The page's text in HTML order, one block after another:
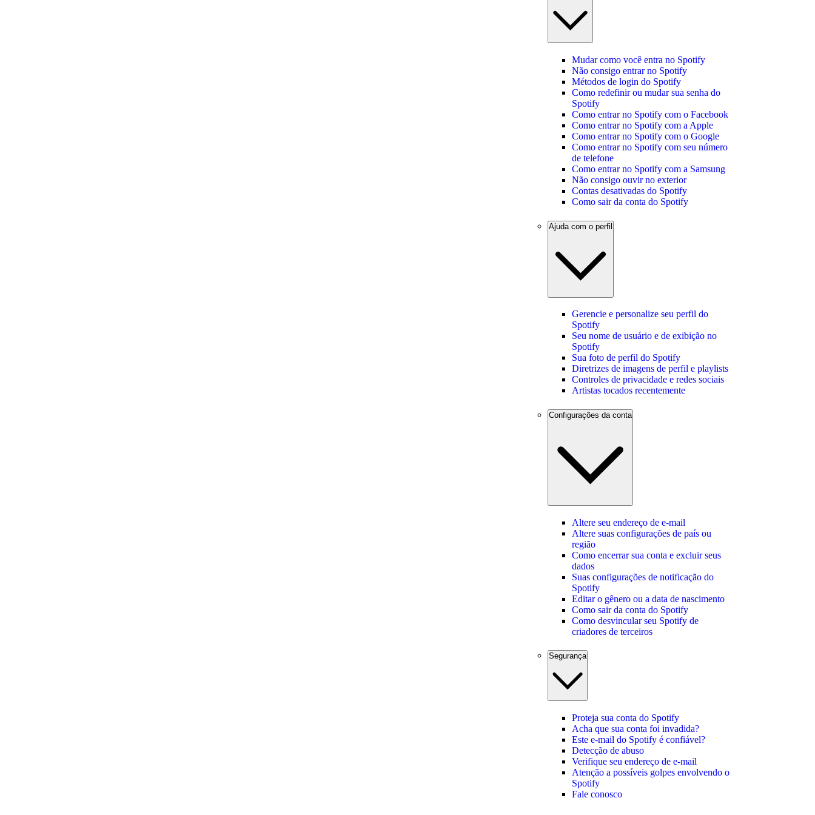
Mudar como você entra no Spotify
Não consigo entrar no Spotify
Métodos de login do Spotify
Como redefinir ou mudar sua senha do
Spotify
Como entrar no Spotify com o Facebook
Como entrar no Spotify com a Apple
Como entrar no Spotify com o Google
Como entrar no Spotify com seu número
de telefone
Como entrar no Spotify com a Samsung
Não consigo ouvir no exterior
Contas desativadas do Spotify
Como sair da conta do Spotify
Ajuda com o perfil
Gerencie e personalize seu perfil do
Spotify
Seu nome de usuário e de exibição no
Spotify
Sua foto de perfil do Spotify
Diretrizes de imagens de perfil e playlists
Controles de privacidade e redes sociais
Artistas tocados recentemente
Configurações da conta
Altere seu endereço de e‑mail
Altere suas configurações de país ou
região
Como encerrar sua conta e excluir seus
dados
Suas configurações de notificação do
Spotify
Editar o gênero ou a data de nascimento
Como sair da conta do Spotify
Como desvincular seu Spotify de
criadores de terceiros
Segurança
Proteja sua conta do Spotify
Acha que sua conta foi invadida?
Este e-mail do Spotify é confiável?
Detecção de abuso
Verifique seu endereço de e-mail
Atenção a possíveis golpes envolvendo o
Spotify
Fale conosco